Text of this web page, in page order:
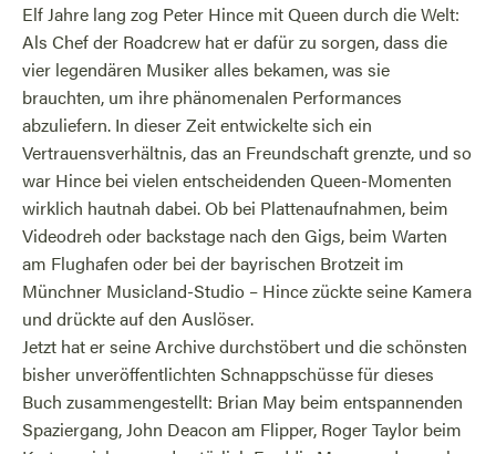
Elf Jahre lang zog Peter Hince mit Queen durch die Welt:
Als Chef der Roadcrew hat er dafür zu sorgen, dass die
vier legendären Musiker alles bekamen, was sie
brauchten, um ihre phänomenalen Performances
abzuliefern. In dieser Zeit entwickelte sich ein
Vertrauensverhältnis, das an Freundschaft grenzte, und so
war Hince bei vielen entscheidenden Queen-Momenten
wirklich hautnah dabei. Ob bei Plattenaufnahmen, beim
Videodreh oder backstage nach den Gigs, beim Warten
am Flughafen oder bei der bayrischen Brotzeit im
Münchner Musicland-Studio – Hince zückte seine Kamera
und drückte auf den Auslöser.
Jetzt hat er seine Archive durchstöbert und die schönsten
bisher unveröffentlichten Schnappschüsse für dieses
Buch zusammengestellt: Brian May beim entspannenden
Spaziergang, John Deacon am Flipper, Roger Taylor beim